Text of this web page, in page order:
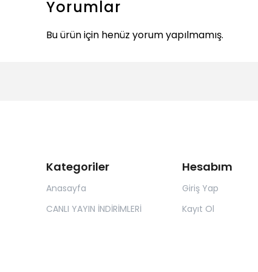
Yorumlar
Bu ürün için henüz yorum yapılmamış.
Kategoriler
Anasayfa
CANLI YAYIN İNDİRİMLERİ
Hesabım
Giriş Yap
Kayıt Ol